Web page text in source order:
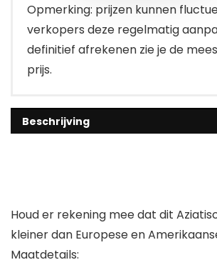
Opmerking: prijzen kunnen
verkopers deze regelmatig
definitief afrekenen zie je de
prijs.
Beschrijving
Houd er rekening mee dat dit
kleiner dan Europese en
Maatdetails: